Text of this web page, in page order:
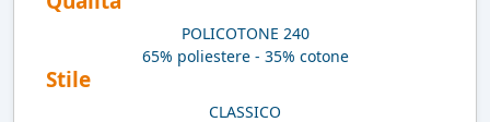
POLICOTONE 240
65% poliestere - 35% cotone
Stile
CLASSICO